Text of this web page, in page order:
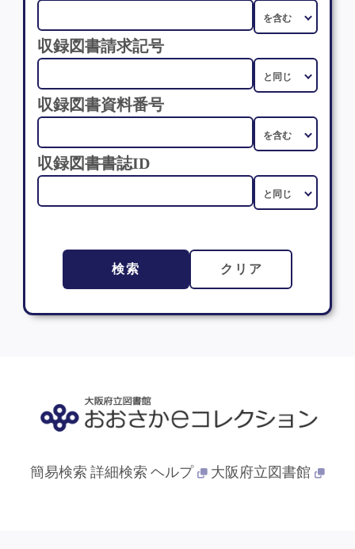
収録図書請求記号
収録図書資料番号
収録図書書誌ID
検索 クリア
簡易検索 詳細検索 ヘルプ 大阪府立図書館